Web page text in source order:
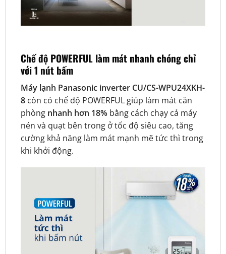
Chế độ POWERFUL làm mát nhanh chóng chỉ
với 1 nút bấm
Máy lạnh Panasonic inverter CU/CS-WPU24XKH-
8 còn có chế độ POWERFUL giúp làm mát căn
phòng nhanh hơn 18% bằng cách chạy cả máy
nén và quạt bên trong ở tốc độ siêu cao, tăng
cường khả năng làm mát mạnh mẽ tức thì trong
khi khởi động.